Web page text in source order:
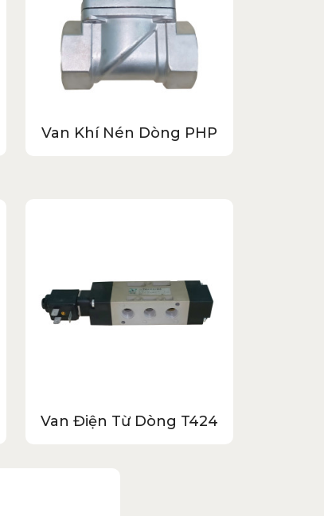
Van Khí Nén Dòng PHP
Van Điện Từ Dòng T424